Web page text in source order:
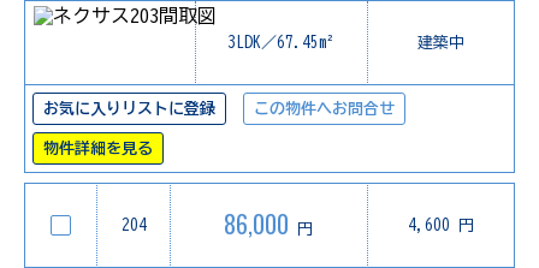
3LDK／67.45m² 建築中
お気に入りリストに登録 この物件へお問合せ
物件詳細を見る
204 86,000 円 4,600 円